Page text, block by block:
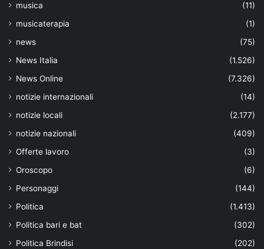
musica
(11)
musicaterapia
(1)
news
(75)
News Italia
(1.526)
News Online
(7.326)
notizie internazionali
(14)
notizie locali
(2.177)
notizie nazionali
(409)
Offerte lavoro
(3)
Oroscopo
(6)
Personaggi
(144)
Politica
(1.413)
Politica bari e bat
(302)
Politica Brindisi
(202)